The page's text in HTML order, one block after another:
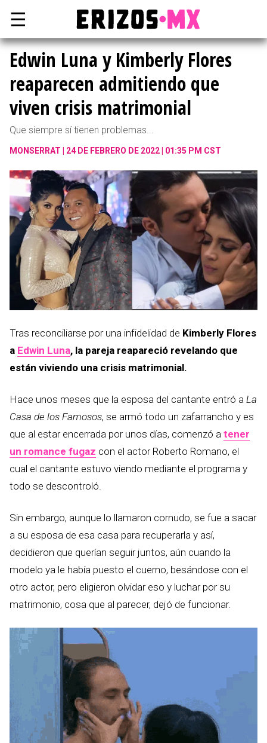
☰
Edwin Luna y Kimberly Flores
reaparecen admitiendo que
viven crisis matrimonial
Que siempre sí tienen problemas...
MONSERRAT 24 DE FEBRERO DE 2022 | 01:35 PM CST
Tras reconciliarse por una infidelidad de Kimberly Flores
a Edwin Luna, la pareja reapareció revelando que
están viviendo una crisis matrimonial.
Hace unos meses que la esposa del cantante entró a La
Casa de los Famosos, se armó todo un zafarrancho y es
que al estar encerrada por unos días, comenzó a tener
un romance fugaz con el actor Roberto Romano, el
cual el cantante estuvo viendo mediante el programa y
todo se descontroló.
Sin embargo, aunque lo llamaron cornudo, se fue a sacar
a su esposa de esa casa para recuperarla y así,
decidieron que querían seguir juntos, aún cuando la
modelo ya le había puesto el cuerno, besándose con el
otro actor, pero eligieron olvidar eso y luchar por su
matrimonio, cosa que al parecer, dejó de funcionar.